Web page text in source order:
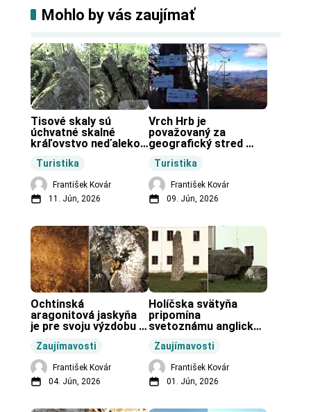
Mohlo by vás zaujímať
Turistika
Tisové skaly sú
úchvatné skalné
kráľovstvo neďaleko
František Kovár
11. Jún, 2026
Turistika
Vrch Hrb je
považovaný za
geografický stred
František Kovár
09. Jún, 2026
Zaujímavosti
Ochtinská
aragonitová jaskyňa
je pre svoju výzdobu
vo svete.
František Kovár
04. Jún, 2026
Zaujímavosti
Holíčska svätyňa
pripomína
svetoznámu anglickú
František Kovár
01. Jún, 2026